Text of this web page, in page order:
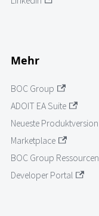
Mehr
BOC Group
ADOIT EA Suite
Neueste Produktversion
Marketplace
BOC Group Ressourcen
Developer Portal